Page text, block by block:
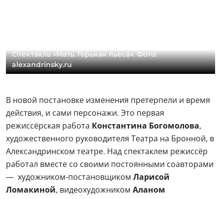
Спектакль «Мать. Горькая пьеса». Фото:
alexandrinsky.ru
В новой постановке изменения претерпели и время
действия, и сами персонажи. Это первая
режиссёрская работа Константина Богомолова,
художественного руководителя Театра на Бронной, в
Александринском театре. Над спектаклем режиссёр
работал вместе со своими постоянными соавторами
— художником-постановщиком Ларисой
Ломакиной, видеохудожником Аланом